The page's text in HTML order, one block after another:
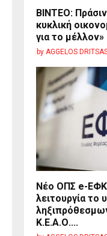
BINTEO:
κυκλική
για το μέλλον»
by AGGELOS
Νέο ΟΠΣ e-
λειτουργία το
Κ.Ε.Α.Ο....